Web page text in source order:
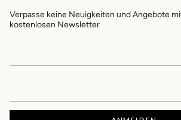
Verpasse keine Neuigkeiten und Angebote
kostenlosen Newsletter